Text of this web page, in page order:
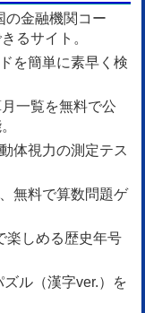
の金融機関コー
るサイト。
を簡単に素早く検
一覧を無料で公
体視力の測定テス
無料で算数問題ゲ
楽しめる歴史年号
ル（漢字ver.）を